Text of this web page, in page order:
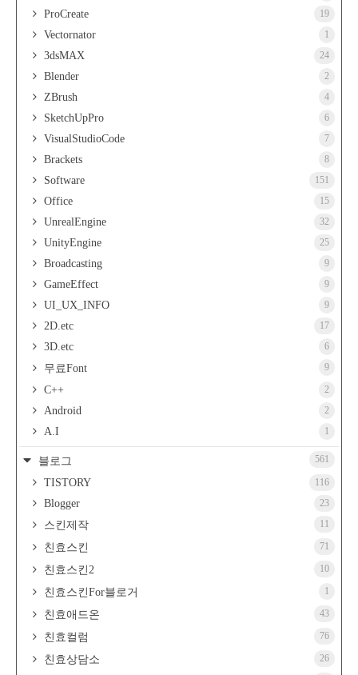
ProCreate 19
Vectornator 1
3dsMAX 24
Blender 2
ZBrush 4
SketchUpPro 6
VisualStudioCode 7
Brackets 8
Software 151
Office 15
UnrealEngine 32
UnityEngine 25
Broadcasting 9
GameEffect 9
UI_UX_INFO 9
2D.etc 17
3D.etc 6
무료Font 9
C++ 2
Android 2
A.I 1
블로그 561
TISTORY 116
Blogger 23
스킨제작 11
친효스킨 71
친효스킨2 10
친효스킨For블로거 1
친효애드온 43
친효컬럼 76
친효상담소 26